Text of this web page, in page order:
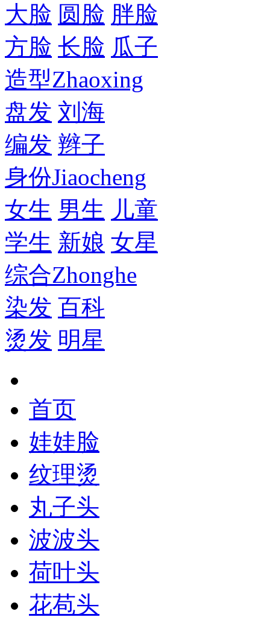
大脸 圆脸 胖脸
方脸 长脸 瓜子
造型Zhaoxing
盘发 刘海
编发 辫子
身份Jiaocheng
女生 男生 儿童
学生 新娘 女星
综合Zhonghe
染发 百科
烫发 明星
首页
娃娃脸
纹理烫
丸子头
波波头
荷叶头
花苞头